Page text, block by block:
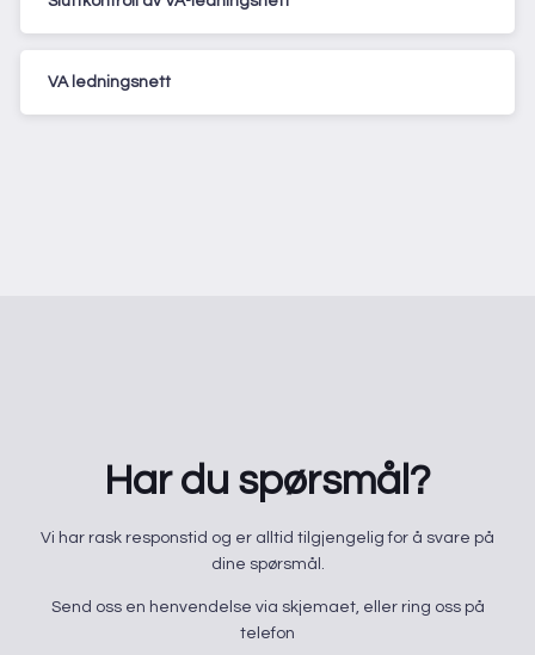
VA ledningsnett
Har du spørsmål?
​Vi har rask responstid og er alltid ​tilgjengelig for å svare på
dine spørsmål.
Send oss en henvendelse via skjemaet, eller ring oss på
telefon